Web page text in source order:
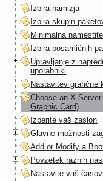
Izbira namizja
Izbira skupin
Minimalna
Izbira posamičnih
Upravljanje z
uporabniki
Nastavitev grafične
Choose an X
Graphic Card)
Izberite vaš zaslon
Glavne možnosti
Add or Modify a
Povzetek raznih
Nastavite vaš